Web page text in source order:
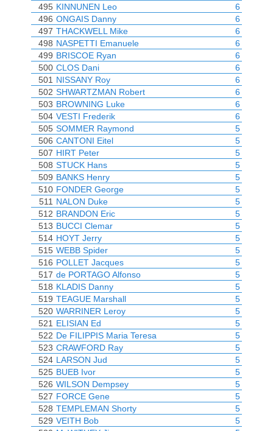
495 KINNUNEN Leo
6
496 ONGAIS Danny
6
497 THACKWELL Mike
6
498 NASPETTI Emanuele
6
499 BRISCOE Ryan
6
500 CLOS Dani
6
501 NISSANY Roy
6
502 SHWARTZMAN Robert
6
503 BROWNING Luke
6
504 VESTI Frederik
6
505 SOMMER Raymond
5
506 CANTONI Eitel
5
507 HIRT Peter
5
508 STUCK Hans
5
509 BANKS Henry
5
510 FONDER George
5
511 NALON Duke
5
512 BRANDON Eric
5
513 BUCCI Clemar
5
514 HOYT Jerry
5
515 WEBB Spider
5
516 POLLET Jacques
5
517 de PORTAGO Alfonso
5
518 KLADIS Danny
5
519 TEAGUE Marshall
5
520 WARRINER Leroy
5
521 ELISIAN Ed
5
522 De FILIPPIS Maria Teresa
5
523 CRAWFORD Ray
5
524 LARSON Jud
5
525 BUEB Ivor
5
526 WILSON Dempsey
5
527 FORCE Gene
5
528 TEMPLEMAN Shorty
5
529 VEITH Bob
5